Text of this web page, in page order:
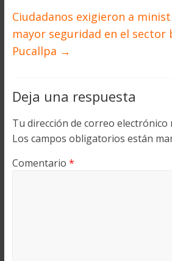
Ciudadanos exigieron a
mayor seguridad en el sector
Pucallpa →
Deja una respuesta
Tu dirección de correo electrónico
Los campos obligatorios están
Comentario *